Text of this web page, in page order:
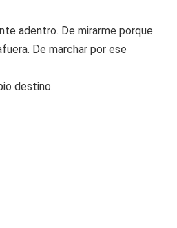
adentro. De mirarme porque
De marchar por ese
destino.